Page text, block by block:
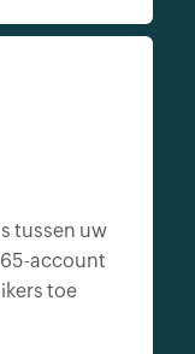
tussen uw
account
toe